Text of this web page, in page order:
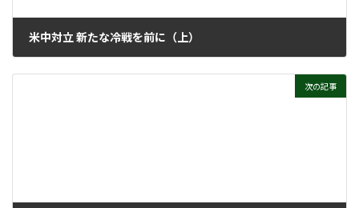
米中対立 新たな冷戦を前に（上）
次の記事